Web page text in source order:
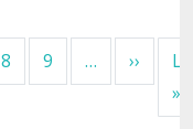
8 9 … ››Next
»